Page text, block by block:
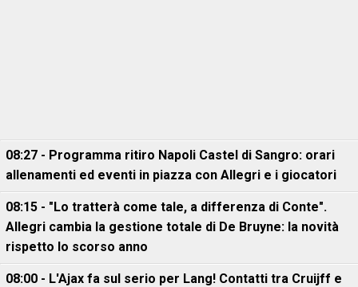
08:27 - Programma ritiro Napoli Castel di Sangro: orari
allenamenti ed eventi in piazza con Allegri e i giocatori
08:15 - "Lo tratterà come tale, a differenza di Conte".
Allegri cambia la gestione totale di De Bruyne: la novità
rispetto lo scorso anno
08:00 - L'Ajax fa sul serio per Lang! Contatti tra Cruijff e